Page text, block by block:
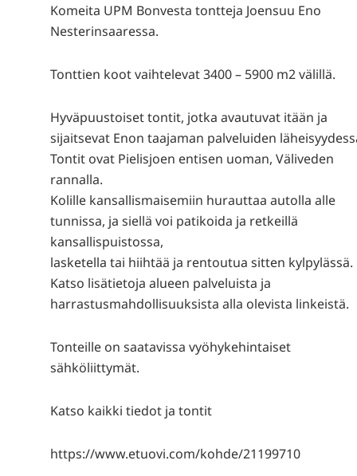
Komeita UPM Bonvesta tontteja Joensuu Eno
Nesterinsaaressa.
Tonttien koot vaihtelevat 3400 – 5900 m2 välillä.
Hyväpuustoiset tontit, jotka avautuvat itään ja
sijaitsevat Enon taajaman palveluiden
Tontit ovat Pielisjoen entisen uoman, Väliveden
rannalla.
Kolille kansallismaisemiin hurauttaa autolla alle
tunnissa, ja siellä voi patikoida ja retkeillä
kansallispuistossa,
lasketella tai hiihtää ja rentoutua sitten kylpylässä.
Katso lisätietoja alueen palveluista ja
harrastusmahdollisuuksista alla olevista linkeistä.
Tonteille on saatavissa vyöhykehintaiset
sähköliittymät.
Katso kaikki tiedot ja tontit
https://www.etuovi.com/kohde/21199710